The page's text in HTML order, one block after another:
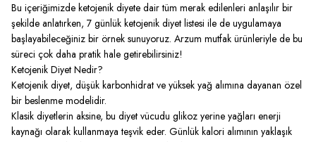
Bu içeriğimizde ketojenik diyete dair tüm merak edilenleri anlaşılır bir
şekilde anlatırken, 7 günlük ketojenik diyet listesi ile de uygulamaya
başlayabileceğiniz bir örnek sunuyoruz. Arzum mutfak ürünleriyle de bu
süreci çok daha pratik hale getirebilirsiniz!
Ketojenik Diyet Nedir?
Ketojenik diyet, düşük karbonhidrat ve yüksek yağ alımına dayanan özel
bir beslenme modelidir.
Klasik diyetlerin aksine, bu diyet vücudu glikoz yerine yağları enerji
kaynağı olarak kullanmaya teşvik eder. Günlük kalori alımının yaklaşık